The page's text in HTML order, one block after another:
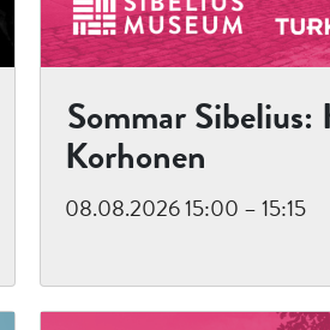
Sommar Sibelius:
Korhonen
08.08.2026 15:00 – 15:15